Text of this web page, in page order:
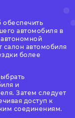
обеспечить
автомобиля в
салон автомобиля
более
и
Затем следует
доступ к
соединениям.